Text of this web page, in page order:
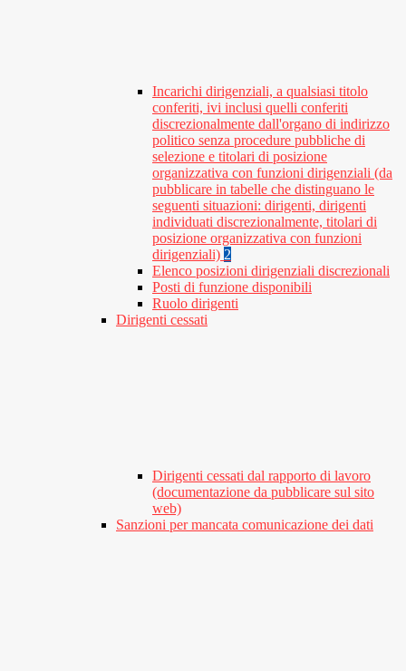
Incarichi dirigenziali, a qualsiasi titolo
conferiti, ivi inclusi quelli conferiti
discrezionalmente dall'organo di indirizzo
politico senza procedure pubbliche di
selezione e titolari di posizione
organizzativa con funzioni dirigenziali (da
pubblicare in tabelle che distinguano le
seguenti situazioni: dirigenti, dirigenti
individuati discrezionalmente, titolari di
posizione organizzativa con funzioni
dirigenziali) 2
Elenco posizioni dirigenziali discrezionali
Posti di funzione disponibili
Ruolo dirigenti
Dirigenti cessati
Dirigenti cessati dal rapporto di lavoro
(documentazione da pubblicare sul sito
web)
Sanzioni per mancata comunicazione dei dati